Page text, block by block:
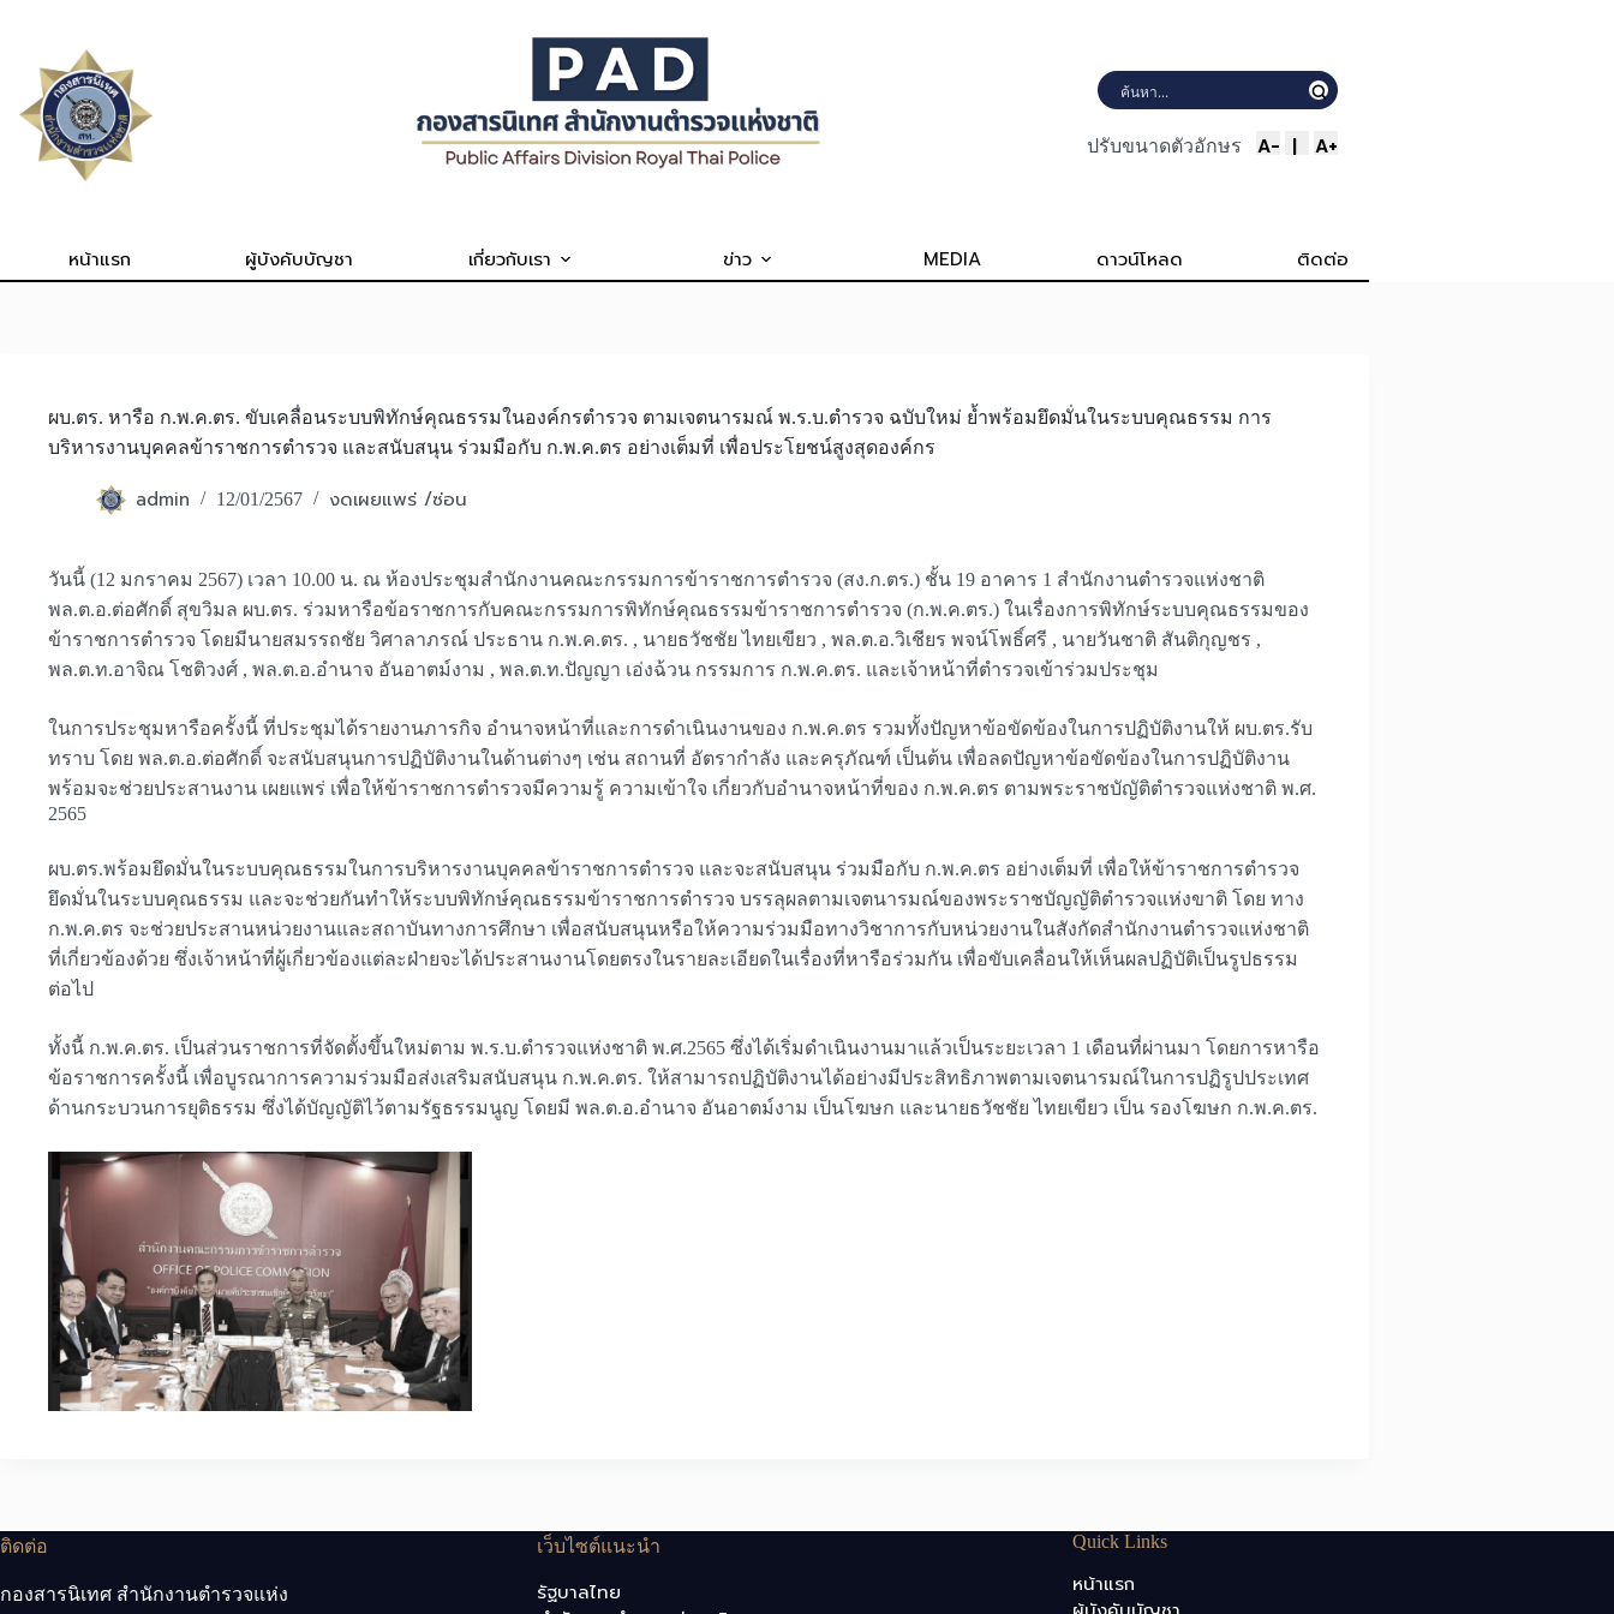
content
ปรับขนาดตัวอักษร A- | A+
หน้าแรก ผู้บังคับบัญชา เกี่ยวกับเรา ข่าว MEDIA ดาวน์โหลด ติดต่อ
ผบ.ตร. หารือ ก.พ.ค.ตร. ขับเคลื่อนระบบพิทักษ์คุณธรรมในองค์กรตำรวจ ตามเจตนารมณ์ พ.ร.บ.ตำรวจ ฉบับใหม่ ย้ำพร้อมยึดมั่นในระบบคุณธรรม การ
บริหารงานบุคคลข้าราชการตำรวจ และสนับสนุน ร่วมมือกับ ก.พ.ค.ตร อย่างเต็มที่ เพื่อประโยชน์สูงสุดองค์กร
admin 12/01/2567 งดเผยแพร่ /ซ่อน
วันนี้ (12 มกราคม 2567) เวลา 10.00 น. ณ ห้องประชุมสำนักงานคณะกรรมการข้าราชการตำรวจ (สง.ก.ตร.) ชั้น 19 อาคาร 1 สำนักงานตำรวจแห่งชาติ
พล.ต.อ.ต่อศักดิ์ สุขวิมล ผบ.ตร. ร่วมหารือข้อราชการกับคณะกรรมการพิทักษ์คุณธรรมข้าราชการตำรวจ (ก.พ.ค.ตร.) ในเรื่องการพิทักษ์ระบบคุณธรรมของ
ข้าราชการตำรวจ โดยมีนายสมรรถชัย วิศาลาภรณ์ ประธาน ก.พ.ค.ตร. , นายธวัชชัย ไทยเขียว , พล.ต.อ.วิเชียร พจน์โพธิ์ศรี , นายวันชาติ สันติกุญชร ,
พล.ต.ท.อาจิณ โชติวงศ์ , พล.ต.อ.อำนาจ อันอาตม์งาม , พล.ต.ท.ปัญญา เอ่งฉ้วน กรรมการ ก.พ.ค.ตร. และเจ้าหน้าที่ตำรวจเข้าร่วมประชุม
ในการประชุมหารือครั้งนี้ ที่ประชุมได้รายงานภารกิจ อำนาจหน้าที่และการดำเนินงานของ ก.พ.ค.ตร รวมทั้งปัญหาข้อขัดข้องในการปฏิบัติงานให้ ผบ.ตร.รับ
ทราบ โดย พล.ต.อ.ต่อศักดิ์ จะสนับสนุนการปฏิบัติงานในด้านต่างๆ เช่น สถานที่ อัตรากำลัง และครุภัณฑ์ เป็นต้น เพื่อลดปัญหาข้อขัดข้องในการปฏิบัติงาน
พร้อมจะช่วยประสานงาน เผยแพร่ เพื่อให้ข้าราชการตำรวจมีความรู้ ความเข้าใจ เกี่ยวกับอำนาจหน้าที่ของ ก.พ.ค.ตร ตามพระราชบัญัติตำรวจแห่งชาติ พ.ศ.
2565
ผบ.ตร.พร้อมยึดมั่นในระบบคุณธรรมในการบริหารงานบุคคลข้าราชการตำรวจ และจะสนับสนุน ร่วมมือกับ ก.พ.ค.ตร อย่างเต็มที่ เพื่อให้ข้าราชการตำรวจ
ยึดมั่นในระบบคุณธรรม และจะช่วยกันทำให้ระบบพิทักษ์คุณธรรมข้าราชการตำรวจ บรรลุผลตามเจตนารมณ์ของพระราชบัญญัติตำรวจแห่งขาติ โดย ทาง
ก.พ.ค.ตร จะช่วยประสานหน่วยงานและสถาบันทางการศึกษา เพื่อสนับสนุนหรือให้ความร่วมมือทางวิชาการกับหน่วยงานในสังกัดสำนักงานตำรวจแห่งชาติ
ที่เกี่ยวข้องด้วย ซึ่งเจ้าหน้าที่ผู้เกี่ยวข้องแต่ละฝ่ายจะได้ประสานงานโดยตรงในรายละเอียดในเรื่องที่หารือร่วมกัน เพื่อขับเคลื่อนให้เห็นผลปฏิบัติเป็นรูปธรรม
ต่อไป
ทั้งนี้ ก.พ.ค.ตร. เป็นส่วนราชการที่จัดตั้งขึ้นใหม่ตาม พ.ร.บ.ตำรวจแห่งชาติ พ.ศ.2565 ซึ่งได้เริ่มดำเนินงานมาแล้วเป็นระยะเวลา 1 เดือนที่ผ่านมา โดยการหารือ
ข้อราชการครั้งนี้ เพื่อบูรณาการความร่วมมือส่งเสริมสนับสนุน ก.พ.ค.ตร. ให้สามารถปฏิบัติงานได้อย่างมีประสิทธิภาพตามเจตนารมณ์ในการปฏิรูปประเทศ
ด้านกระบวนการยุติธรรม ซึ่งได้บัญญัติไว้ตามรัฐธรรมนูญ โดยมี พล.ต.อ.อำนาจ อันอาตม์งาม เป็นโฆษก และนายธวัชชัย ไทยเขียว เป็น รองโฆษก ก.พ.ค.ตร.
ติดต่อ
กองสารนิเทศ สำนักงานตำรวจแห่ง
เว็บไซต์แนะนำ
รัฐบาลไทย
Quick Links
หน้าแรก